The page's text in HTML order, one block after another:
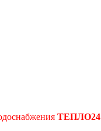
ТЕПЛО24